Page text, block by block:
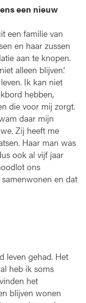
een nieuw
een familie van
en haar zussen
aan te knopen.
alleen blijven.’
Ik kan niet
hebben,
die voor mij zorgt.
daar mijn
Zij heeft me
Haar man was
ook al vijf jaar
ons
en dat
leven gehad. Het
heb ik soms
het
blijven wonen